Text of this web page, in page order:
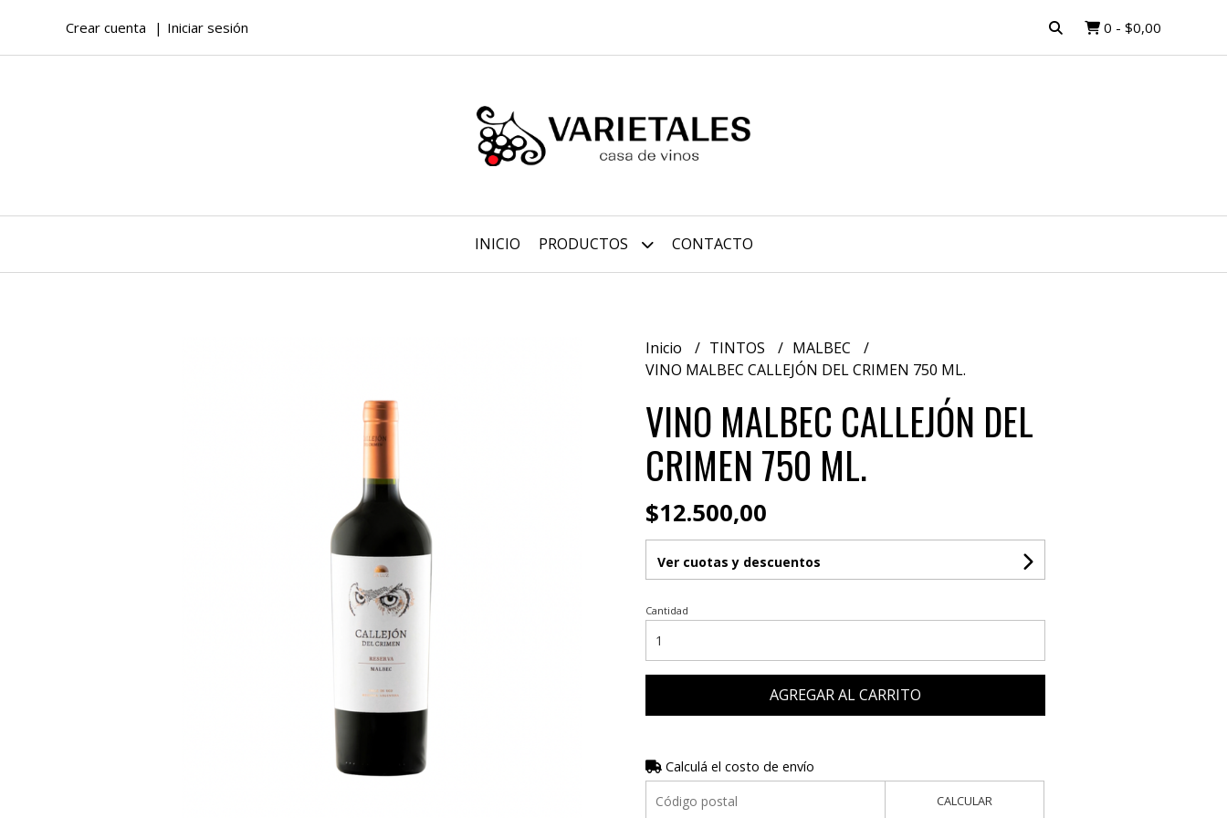
Crear cuenta Iniciar sesión 0 - $0,00
INICIO PRODUCTOS CONTACTO
Inicio TINTOS
MALBEC
VINO MALBEC CALLEJÓN DEL CRIMEN 750 ML.
VINO MALBEC CALLEJÓN DEL
CRIMEN 750 ML.
$12.500,00
Ver cuotas y descuentos
Cantidad
AGREGAR AL CARRITO
Calculá el costo de envío
CALCULAR